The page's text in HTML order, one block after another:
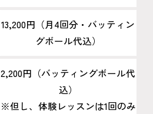
13,200円（月4回分・バッティン
グボール代込）
2,200円（バッティングボール代
込）
※但し、体験レッスンは1回のみ